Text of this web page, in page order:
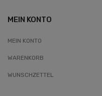
MEIN KONTO
MEIN KONTO
WARENKORB
WUNSCHZETTEL